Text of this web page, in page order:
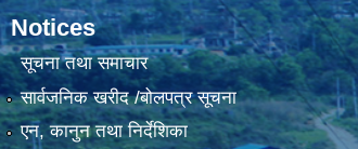
Notices
सूचना तथा समाचार
सार्वजनिक खरीद /बोलपत्र सूचना
एन, कानुन तथा निर्देशिका